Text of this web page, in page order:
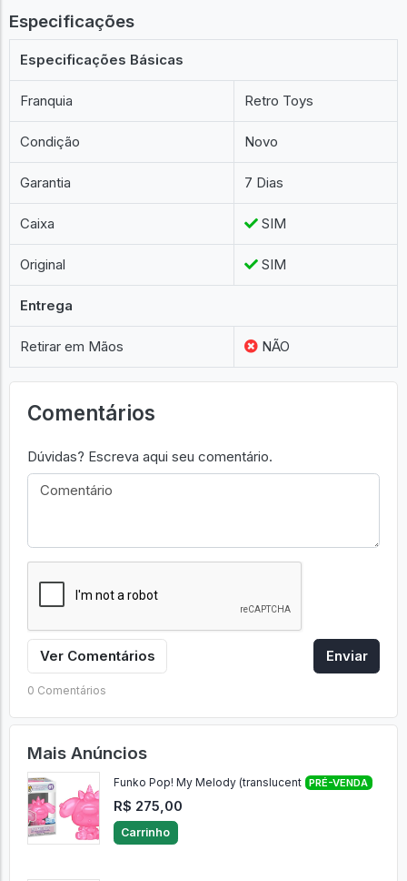
Especificações
Especificações Básicas
Franquia Retro Toys
Condição Novo
Garantia 7 Dias
Caixa SIM
Original SIM
Entrega
Retirar em Mãos NÃO
Comentários
Dúvidas? Escreva aqui seu comentário.
Ver Comentários Enviar
0 Comentários
Mais Anúncios
Funko Pop! My Melody (translucent PRÉ-VENDA
R$ 275,00
Carrinho